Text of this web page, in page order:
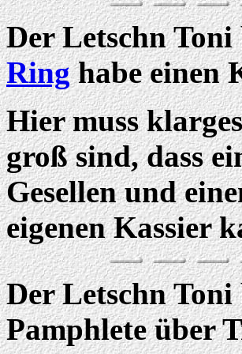
Der Letschn
Ringhabe einen
Hier muss
groß sind, dass
Gesellen und
eigenen Kassier
Der Letschn
Pamphlete über